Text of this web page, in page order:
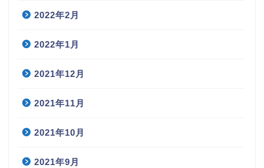
2022年2月
2022年1月
2021年12月
2021年11月
2021年10月
2021年9月